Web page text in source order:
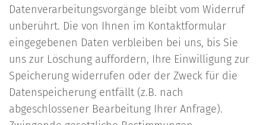
Datenverarbeitungsvorgänge bleibt vom Widerruf
unberührt. Die von Ihnen im Kontaktformular
eingegebenen Daten verbleiben bei uns, bis Sie
uns zur Löschung auffordern, Ihre Einwilligung zur
Speicherung widerrufen oder der Zweck für die
Datenspeicherung entfällt (z.B. nach
abgeschlossener Bearbeitung Ihrer Anfrage).